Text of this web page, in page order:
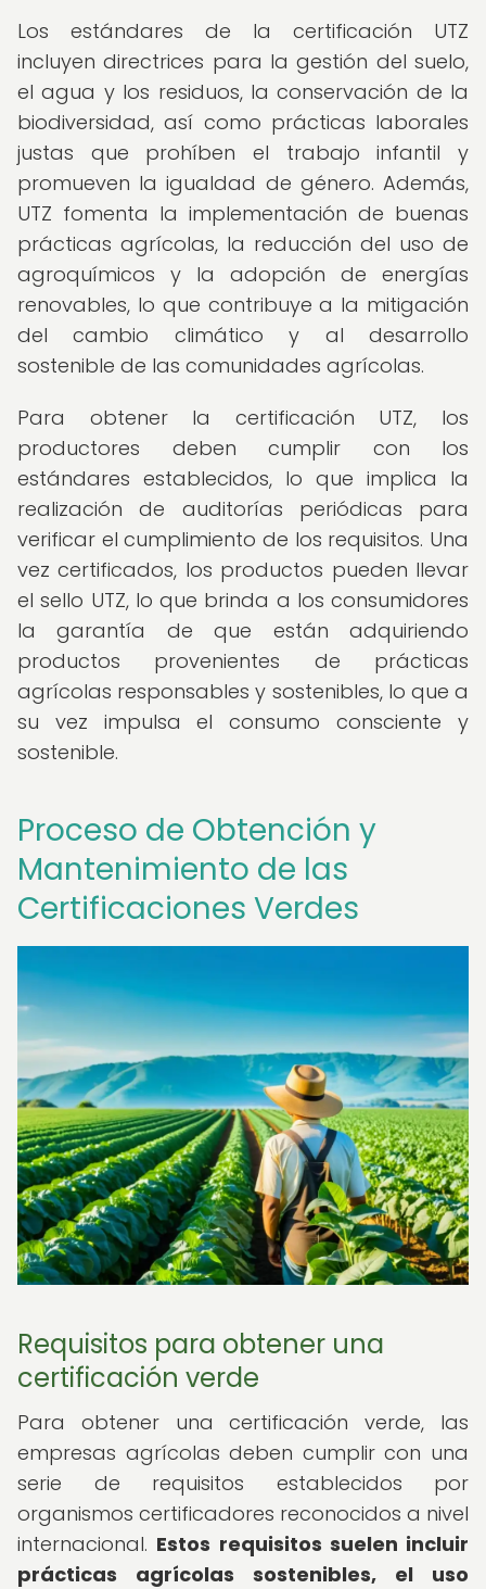
Los estándares de la certificación UTZ
incluyen directrices para la gestión del suelo,
el agua y los residuos, la conservación de la
biodiversidad, así como prácticas laborales
justas que prohíben el trabajo infantil y
promueven la igualdad de género. Además,
UTZ fomenta la implementación de buenas
prácticas agrícolas, la reducción del uso de
agroquímicos y la adopción de energías
renovables, lo que contribuye a la mitigación
del cambio climático y al desarrollo
sostenible de las comunidades agrícolas.
Para obtener la certificación UTZ, los
productores deben cumplir con los
estándares establecidos, lo que implica la
realización de auditorías periódicas para
verificar el cumplimiento de los requisitos. Una
vez certificados, los productos pueden llevar
el sello UTZ, lo que brinda a los consumidores
la garantía de que están adquiriendo
productos provenientes de prácticas
agrícolas responsables y sostenibles, lo que a
su vez impulsa el consumo consciente y
sostenible.
Proceso de Obtención y
Mantenimiento de las
Certificaciones Verdes
Requisitos para obtener una
certificación verde
Para obtener una certificación verde, las
empresas agrícolas deben cumplir con una
serie de requisitos establecidos por
organismos certificadores reconocidos a nivel
internacional. Estos requisitos suelen incluir
prácticas agrícolas sostenibles, el uso